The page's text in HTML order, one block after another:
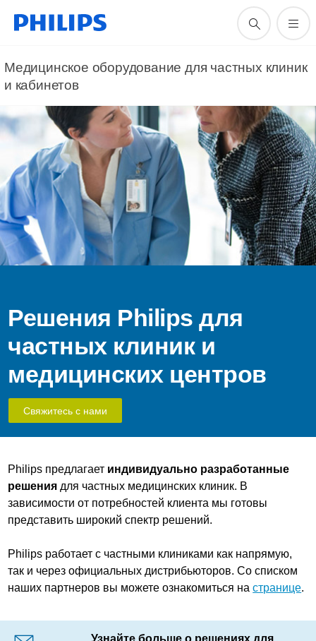
Медицинское оборудование для частных клиник
и кабинетов
Решения Philips для
частных клиник и
медицинских центров
Свяжитесь с нами
Philips предлагает индивидуально разработанные
решения для частных медицинских клиник. В
зависимости от потребностей клиента мы готовы
представить широкий спектр решений.
Philips работает с частными клиниками как напрямую,
так и через официальных дистрибьюторов. Со списком
наших партнеров вы можете ознакомиться настранице.
Узнайте больше о решениях для